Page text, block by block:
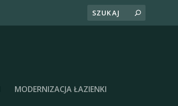
MODERNIZACJA ŁAZIENKI